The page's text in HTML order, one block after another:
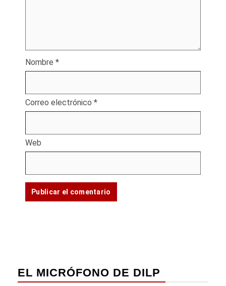
Nombre *
Correo electrónico *
Web
EL MICRÓFONO DE DILP